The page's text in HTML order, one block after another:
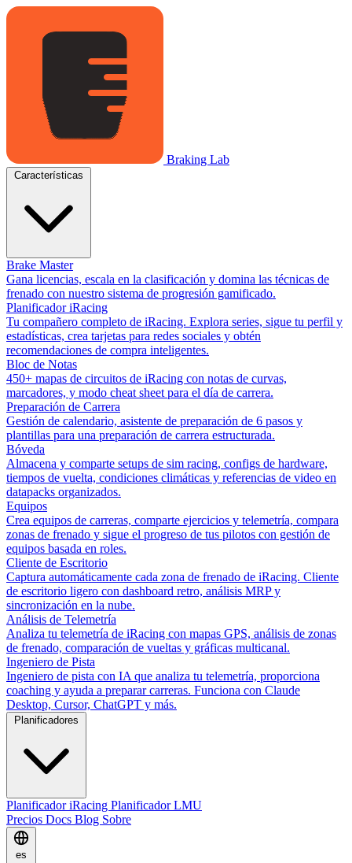
Braking Lab
Brake Master
Gana licencias, escala en la clasificación y domina las técnicas de
frenado con nuestro sistema de progresión gamificado.
Planificador iRacing
Tu compañero completo de iRacing. Explora series, sigue tu perfil y
estadísticas, crea tarjetas para redes sociales y obtén
recomendaciones de compra inteligentes.
Bloc de Notas
450+ mapas de circuitos de iRacing con notas de curvas,
marcadores, y modo cheat sheet para el día de carrera.
Preparación de Carrera
Gestión de calendario, asistente de preparación de 6 pasos y
plantillas para una preparación de carrera estructurada.
Bóveda
Almacena y comparte setups de sim racing, configs de hardware,
tiempos de vuelta, condiciones climáticas y referencias de video en
datapacks organizados.
Equipos
Crea equipos de carreras, comparte ejercicios y telemetría, compara
zonas de frenado y sigue el progreso de tus pilotos con gestión de
equipos basada en roles.
Cliente de Escritorio
Captura automáticamente cada zona de frenado de iRacing. Cliente
de escritorio ligero con dashboard retro, análisis MRP y
sincronización en la nube.
Análisis de Telemetría
Analiza tu telemetría de iRacing con mapas GPS, análisis de zonas
de frenado, comparación de vueltas y gráficas multicanal.
Ingeniero de Pista
Ingeniero de pista con IA que analiza tu telemetría, proporciona
coaching y ayuda a preparar carreras. Funciona con Claude
Desktop, Cursor, ChatGPT y más.
Planificador iRacing Planificador LMU
Precios Docs Blog Sobre
es